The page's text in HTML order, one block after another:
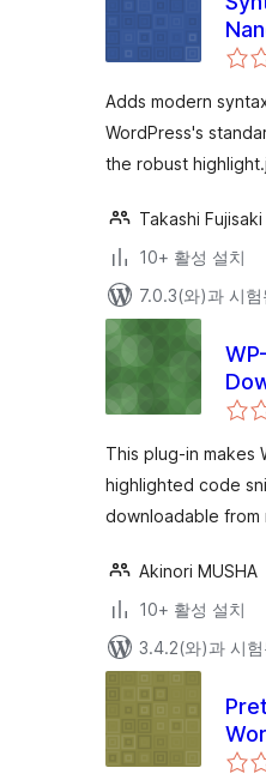
Adds modern
WordPress's
the robust
Takashi Fujisaki
10+ 활성 설치
7.0.3(와)과 시험
This plug-in makes
highlighted code
downloadable from
Akinori MUSHA
10+ 활성 설치
3.4.2(와)과 시험